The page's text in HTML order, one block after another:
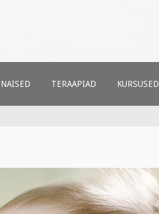
NAISED TERAAPIAD KURSUSED